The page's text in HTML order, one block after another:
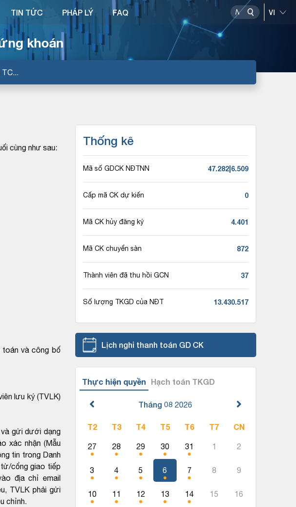
khoán
TIN TỨC PHÁP LÝ FAQ
cùng như sau:
toán và công bố
lưu ký (TVLK)
gửi dưới dạng
xác nhận (Mẫu
tin trong Danh
cổng giao tiếp
địa chỉ email
TVLK phải gửi
chỉnh.
Thống kê
Mã số GDCK NĐTNN 47.282|6.509
Cấp mã CK dự kiến 0
Mã CK hủy đăng ký 4.401
Mã CK chuyển sàn 872
Thành viên đã thu hồi GCN 37
Số lượng TKGD của NĐT 13.430.517
Lịch nghỉ thanh toán GD CK
Thực hiện quyền Hạch toán TKGD
Tháng 08 2026
T2 T3 T4 T5 T6 T7 CN
27 28 29 30 31 1 2
3 4 5 6 7 8 9
10 11 12 13 14 15 16